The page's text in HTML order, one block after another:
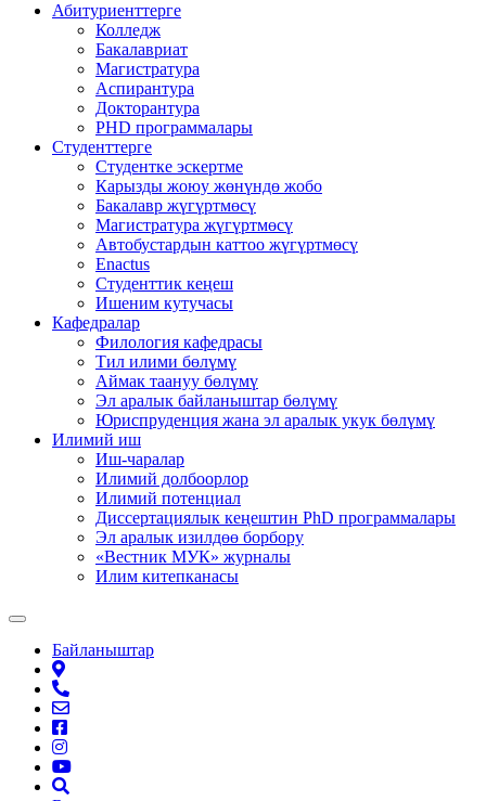
Абитуриенттерге
Колледж
Бакалавриат
Магистратура
Аспирантура
Докторантура
PHD программалары
Студенттерге
Студентке эскертме
Карызды жоюу жөнүндө жобо
Бакалавр жүгүртмөсү
Магистратура жүгүртмөсү
Автобустардын каттоо жүгүртмөсү
Enactus
Студенттик кеңеш
Ишеним кутучасы
Кафедралар
Филология кафедрасы
Тил илими бөлүмү
Аймак таануу бөлүмү
Эл аралык байланыштар бөлүмү
Юриспруденция жана эл аралык укук бөлүмү
Илимий иш
Иш-чаралар
Илимий долбоорлор
Илимий потенциал
Диссертациялык кеңештин PhD программалары
Эл аралык изилдөө борбору
«Вестник МУК» журналы
Илим китепканасы
Байланыштар